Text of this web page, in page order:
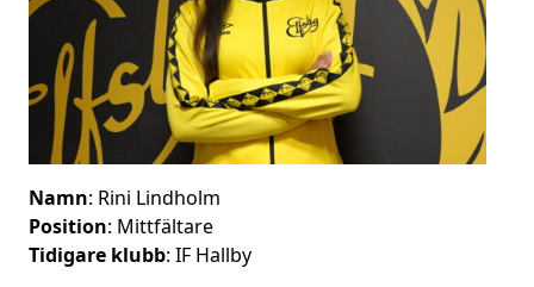
Namn: Rini Lindholm
Position: Mittfältare
Tidigare klubb: IF Hallby